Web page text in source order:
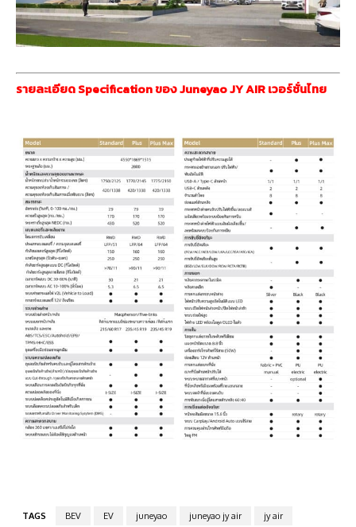
รายละเอียด Specification ของ Juneyao JY AIR เวอร์ชั่นไทย
TAGS BEV EV juneyao juneyao jy air jy air